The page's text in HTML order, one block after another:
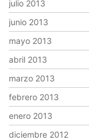
julio 2013
junio 2013
mayo 2013
abril 2013
marzo 2013
febrero 2013
enero 2013
diciembre 2012